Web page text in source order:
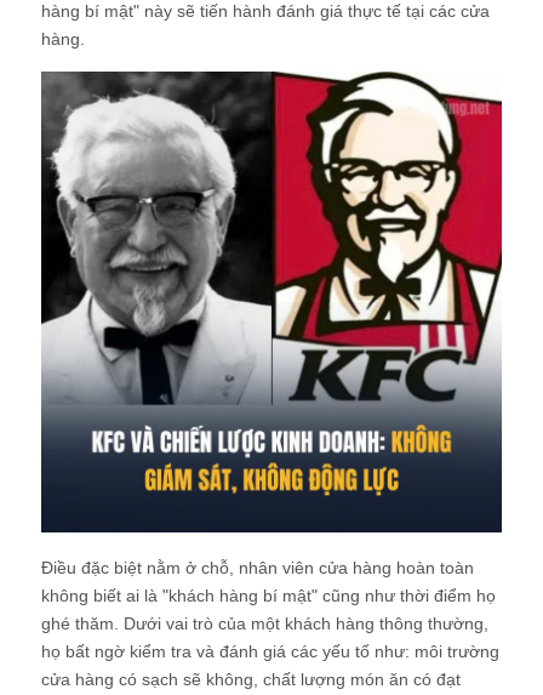
hàng bí mật" này sẽ tiến hành đánh giá thực tế tại các cửa
hàng.
Điều đặc biệt nằm ở chỗ, nhân viên cửa hàng hoàn toàn
không biết ai là "khách hàng bí mật" cũng như thời điểm họ
ghé thăm. Dưới vai trò của một khách hàng thông thường,
họ bất ngờ kiểm tra và đánh giá các yếu tố như: môi trường
cửa hàng có sạch sẽ không, chất lượng món ăn có đạt